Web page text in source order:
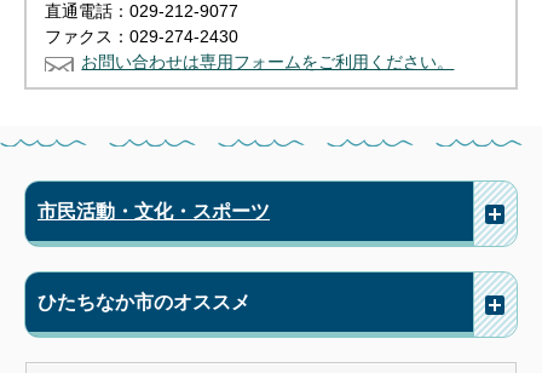
直通電話：029-212-9077
ファクス：029-274-2430
お問い合わせは専用フォームをご利用ください。
市民活動・文化・スポーツ
ひたちなか市のオススメ